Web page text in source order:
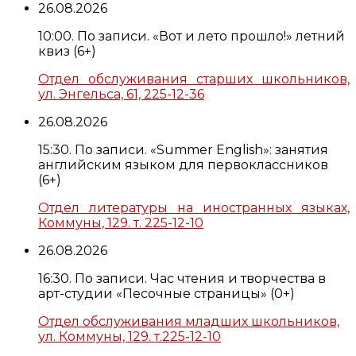
26.08.2026
10:00. По записи. «Вот и лето прошло!» летний
квиз (6+)
Отдел обслуживания старших школьников,
ул. Энгельса, 61, 225-12-36
26.08.2026
15:30. По записи. «Summer English»: занятия
английским языком для первоклассников
(6+)
Отдел литературы на иностранных языках,
Коммуны, 129. т. 225-12-10
26.08.2026
16:30. По записи. Час чтения и творчества в
арт-студии «Песочные страницы» (0+)
Отдел обслуживания младших школьников,
ул. Коммуны, 129. т.225-12-10